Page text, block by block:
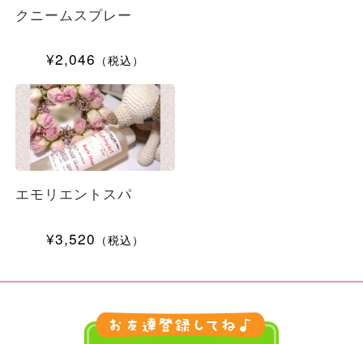
クニームスプレー
¥2,046 （税込）
エモリエントスパ
¥3,520 （税込）